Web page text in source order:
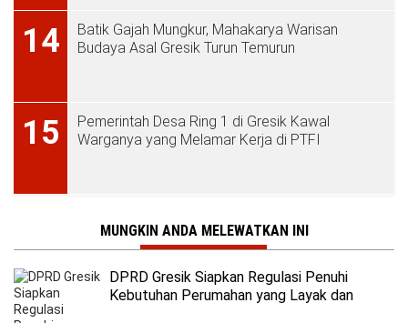
14
Batik Gajah Mungkur, Mahakarya Warisan
Budaya Asal Gresik Turun Temurun
15
Pemerintah Desa Ring 1 di Gresik Kawal
Warganya yang Melamar Kerja di PTFI
MUNGKIN ANDA MELEWATKAN INI
DPRD Gresik Siapkan Regulasi Penuhi
Kebutuhan Perumahan yang Layak dan